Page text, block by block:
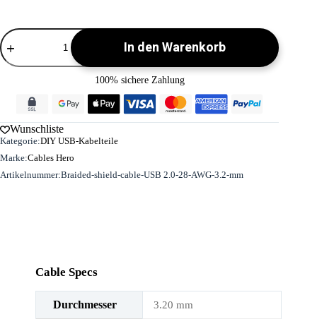
Geflochtenes
Schirmkabel
-
USB
(3,2
mm)
Menge
In den Warenkorb
100% sichere Zahlung
Wunschliste
Artikelnummer:Braided-shield-cable-USB 2.0-28-AWG-3.2-mm
Kategorie:DIY USB-Kabelteile
Marke:Cables Hero
Cable Specs
Durchmesser 3.20 mm